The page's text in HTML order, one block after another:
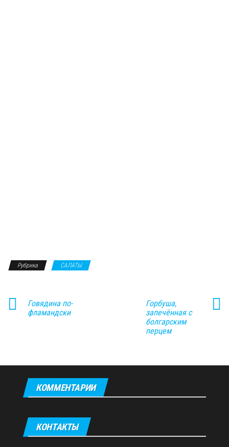
Рубрика САЛАТЫ
Говядина по-
фламандски
Горбуша,
запечённая с
болгарским
перцем
КОММЕНТАРИИ
КОНТАКТЫ